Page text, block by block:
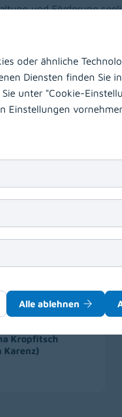
und Förderung
zum Ausdruck
oder Musikhören zum
Prozess
zu können.
Es bedarf
Spielen eines
oder Gruppensetting
Kropfitsch
Karenz)
oder ähnliche
Diensten finden Sie
unter "Cookie-
Einstellungen
Alle ablehnen